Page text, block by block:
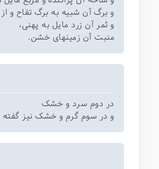
و برگ آن شبیه به برگ تفاح و
و ثمر آن زرد مایل به پهنی،
منبت آن زمینهای خشن.
در دوم سرد و خشک
و در سوم گرم و خشک نیز گفته